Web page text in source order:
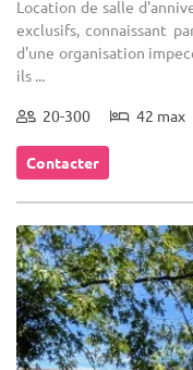
Location de salle
exclusifs, connaissant
d'une organisation
ils ...
20-300 42 max
Contacter